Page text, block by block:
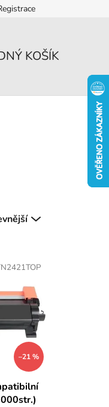
KOŠÍK
–21 %